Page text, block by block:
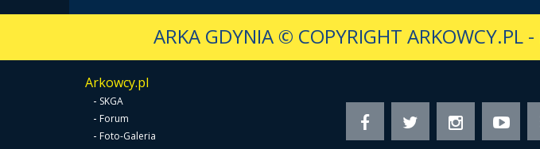
ARKA GDYNIA© COPYRIGHT ARKOWCY.PL -
Arkowcy.pl
- SKGA
- Forum
- Foto-Galeria